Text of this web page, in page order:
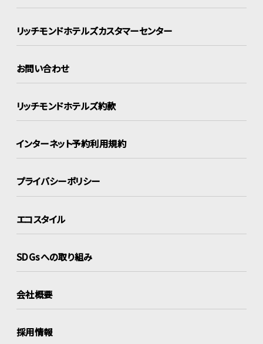
リッチモンドホテルズカスタマーセンター
お問い合わせ
リッチモンドホテルズ約款
インターネット予約利用規約
プライバシーポリシー
エコスタイル
SDGsへの取り組み
会社概要
採用情報